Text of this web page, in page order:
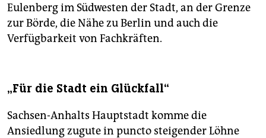
Eulenberg im Südwesten der Stadt, an der Grenze
zur Börde, die Nähe zu Berlin und auch die
Verfügbarkeit von Fachkräften.
„Für die Stadt ein Glückfall“
Sachsen-Anhalts Hauptstadt komme die
Ansiedlung zugute in puncto steigender Löhne